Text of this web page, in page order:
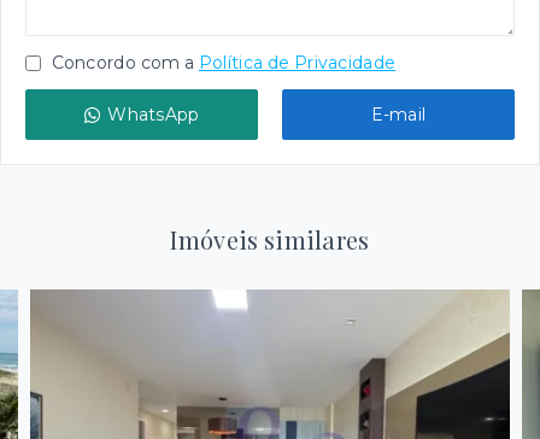
Concordo com a Política de Privacidade
WhatsApp E-mail
Imóveis similares